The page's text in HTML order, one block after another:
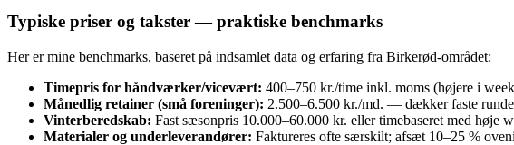
Typiske priser og takster — praktiske benchmarks
Her er mine benchmarks, baseret på indsamlet data og erfaring fra Birkerød-området:
Timepris for håndværker/vicevært: 400–750 kr./time inkl. moms (højere i
Månedlig retainer (små foreninger): 2.500–6.500 kr./md. — dækker faste
Vinterberedskab: Fast sæsonpris 10.000–60.000 kr. eller timebaseret med høje
Materialer og underleverandører: Faktureres ofte særskilt; afsæt 10–25 %